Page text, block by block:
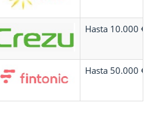
Hasta 10.000 €
Hasta 50.000 €